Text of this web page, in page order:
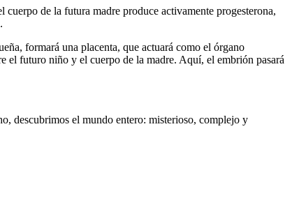
de la futura madre produce activamente progesterona,
formará una placenta, que actuará como el órgano
el futuro niño y el cuerpo de la madre. Aquí, el embrión pasará
descubrimos el mundo entero: misterioso, complejo y